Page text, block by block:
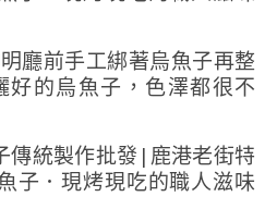
廳前手工綁著烏魚子再整
好的烏魚子，色澤都很不